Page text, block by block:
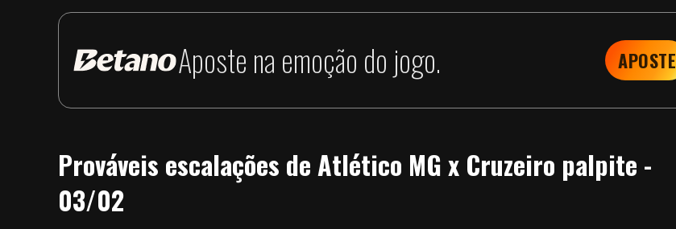
Aposte na emoção do jogo. APOSTE
Prováveis escalações de Atlético MG x Cruzeiro palpite -
03/02